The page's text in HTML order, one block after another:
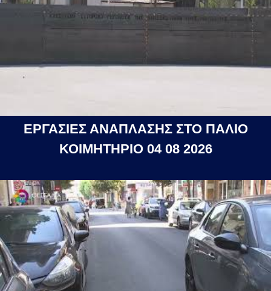
ΕΡΓΑΣΙΕΣ ΑΝΑΠΛΑΣΗΣ ΣΤΟ ΠΑΛΙΟ
ΚΟΙΜΗΤΗΡΙΟ 04 08 2026